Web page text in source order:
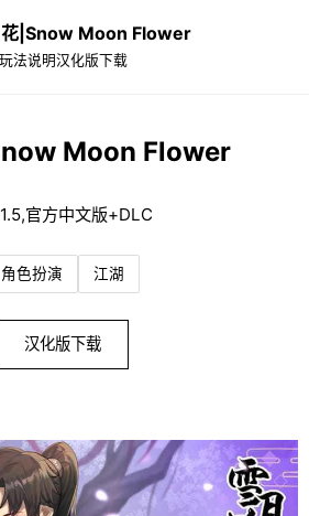
|Snow Moon Flower
玩法说明汉化版下载
Moon Flower
官方中文版+DLC
角色扮演 江湖
汉化版下载